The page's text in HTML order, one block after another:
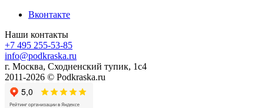
Вконтакте
Наши контакты
+7 495 255-53-85
info@podkraska.ru
г. Москва, Сходненский тупик, 1с4
2011-2026 © Podkraska.ru